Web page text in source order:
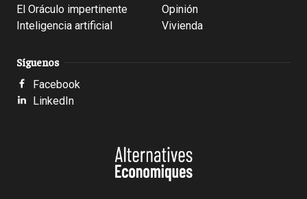
El Oráculo impertinente
Inteligencia artificial
Opinión
Vivienda
Síguenos
Facebook
LinkedIn